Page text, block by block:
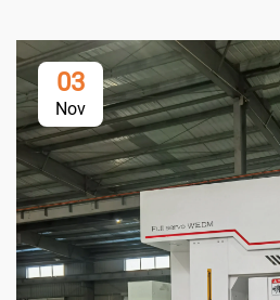
03
Nov